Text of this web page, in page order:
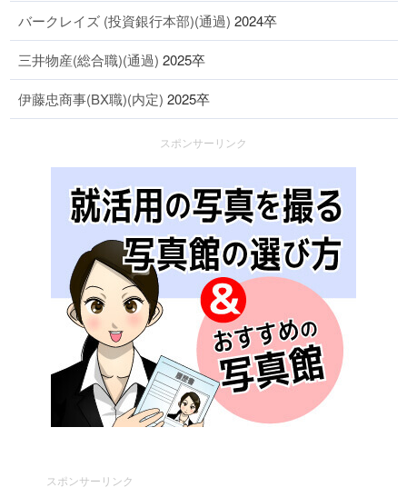
バークレイズ (投資銀行本部)(通過) 2024卒
三井物産(総合職)(通過) 2025卒
伊藤忠商事(BX職)(内定) 2025卒
スポンサーリンク
スポンサーリンク